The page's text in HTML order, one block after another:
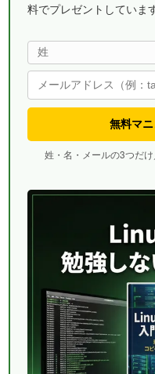
料でプレゼントしていま
無料マ
姓・名・メールの3つだ